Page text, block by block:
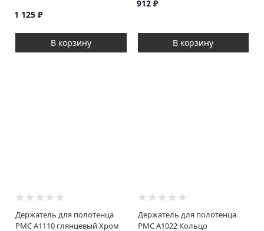
1 125 ₽
В корзину
912₽
В корзину
Держатель для полотенца
РМС A1110 глянцевый Хром
Держатель для полотенца
РМС A1022 Кольцо